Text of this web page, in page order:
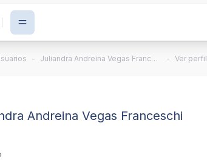
Juliandra Andreina Vegas Franceschi Ver perfil
Andreina Vegas Franceschi